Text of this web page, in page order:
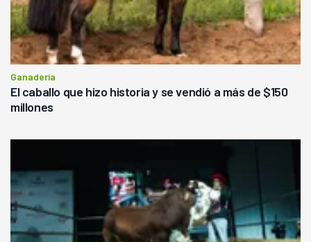
Ganadería
El caballo que hizo historia y se vendió a más de $150
millones